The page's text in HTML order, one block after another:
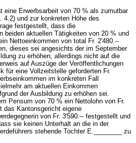
eine Erwerbsarbeit von 70 % als zumutbar
und zur konkreten Höhe des
festgestellt, dass die
beiden aktuellen Tätigkeiten von 20 % und
Nettoeinkommen von total Fr. 2'480.--
dieses sei angesichts der im September
zu erhöhen, allerdings nicht auf die
auf Auszüge der Veröffentlichungen
für eine Vollzeitstelle geforderten Fr.
im konkreten Fall
am aktuellen Einkommen
der Ausbildung zu erhöhen sei.
Pensum von 70 % ein Nettolohn von Fr.
das Kantonsgericht eigene
von Fr. 3'590.-- festgestellt und
sie keinen Unterhalt an die in der
stehende Tochter E.________ zu